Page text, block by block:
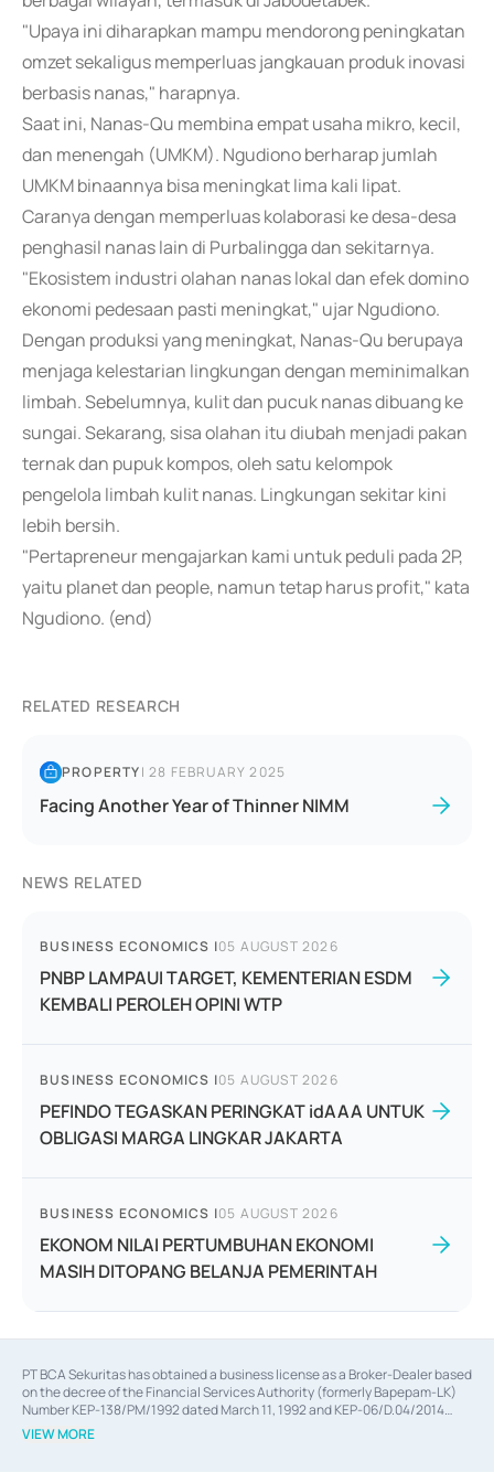
"Upaya ini diharapkan mampu mendorong peningkatan
omzet sekaligus memperluas jangkauan produk inovasi
berbasis nanas," harapnya.
Saat ini, Nanas-Qu membina empat usaha mikro, kecil,
dan menengah (UMKM). Ngudiono berharap jumlah
UMKM binaannya bisa meningkat lima kali lipat.
Caranya dengan memperluas kolaborasi ke desa-desa
penghasil nanas lain di Purbalingga dan sekitarnya.
"Ekosistem industri olahan nanas lokal dan efek domino
ekonomi pedesaan pasti meningkat," ujar Ngudiono.
Dengan produksi yang meningkat, Nanas-Qu berupaya
menjaga kelestarian lingkungan dengan meminimalkan
limbah. Sebelumnya, kulit dan pucuk nanas dibuang ke
sungai. Sekarang, sisa olahan itu diubah menjadi pakan
ternak dan pupuk kompos, oleh satu kelompok
pengelola limbah kulit nanas. Lingkungan sekitar kini
lebih bersih.
"Pertapreneur mengajarkan kami untuk peduli pada 2P,
yaitu planet dan people, namun tetap harus profit," kata
Ngudiono. (end)
RELATED RESEARCH
PROPERTY|28 FEBRUARY 2025
Facing Another Year of Thinner NIMM
NEWS RELATED
BUSINESS ECONOMICS |05 AUGUST 2026
PNBP LAMPAUI TARGET, KEMENTERIAN ESDM
KEMBALI PEROLEH OPINI WTP
BUSINESS ECONOMICS |05 AUGUST 2026
PEFINDO TEGASKAN PERINGKAT idAAA UNTUK
OBLIGASI MARGA LINGKAR JAKARTA
BUSINESS ECONOMICS |05 AUGUST 2026
EKONOM NILAI PERTUMBUHAN EKONOMI
MASIH DITOPANG BELANJA PEMERINTAH
PT BCA Sekuritas has obtained a business license as a Broker-Dealer based
on the decree of the Financial Services Authority (formerly Bapepam-LK)
Number KEP-138/PM/1992 dated March 11, 1992 and KEP-06/D.04/2014
dated February 28, 2014, a business license as an Underwriter based on the
decree of the Financial Services Authority Number KEP-12/PM/PEE/1997
VIEW MORE